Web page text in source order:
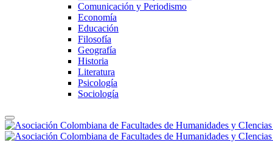
Comunicación y Periodismo
Economía
Educación
Filosofía
Geografía
Historia
Literatura
Psicología
Sociología